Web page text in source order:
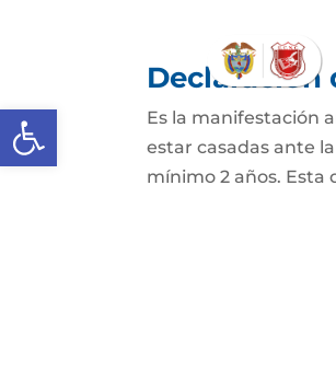
Abrir barra de herramientas
Declaración
Es la manifestación
estar casadas ante
mínimo 2 años.